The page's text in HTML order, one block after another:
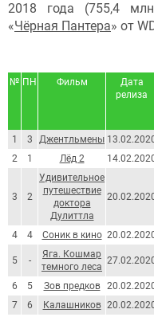
2018 года (755,4
«Чёрная Пантера» от
№ ПН Фильм
Дата
релиза
1 3 Джентльмены
2
1 Лёд 2
3 2
Удивительное
путешествие
доктора
Дулиттла
4 4 Соник в кино
5 -
Яга. Кошмар
темного леса
6 5 Зов предков
7
6 Калашников